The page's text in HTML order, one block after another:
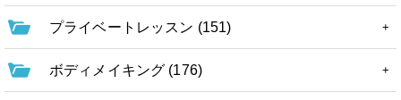
プライベートレッスン (151)
ボディメイキング (176)